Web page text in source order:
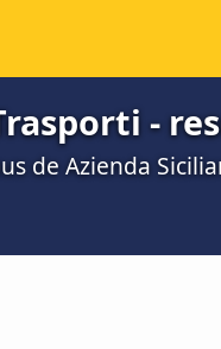
-
de Azienda